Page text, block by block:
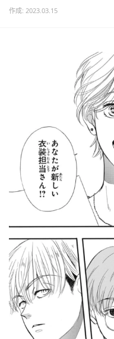
作成: 2023.03.15